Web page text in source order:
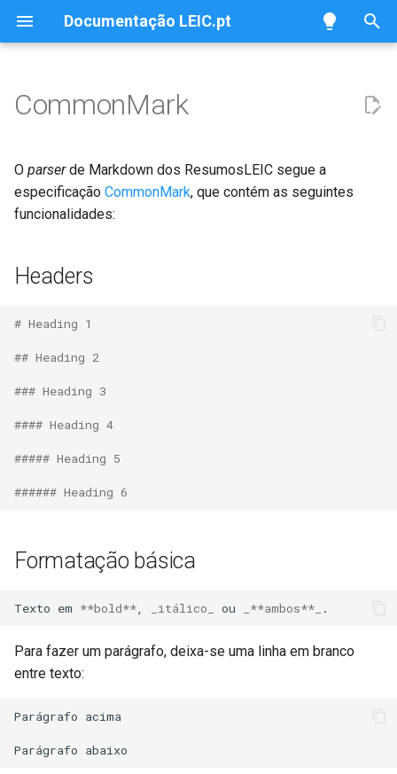
Documentação LEIC.pt
t
o
t
h
Overview
Configurar Ambiente
Clonar Repositório
Headers
Formatação básica
Links
Blocos de Código
CommonMark
O parserde Markdown dos ResumosLEIC segue a
especificação CommonMark, que contém as seguintes
funcionalidades:
Headers
# Heading 1
## Heading 2
### Heading 3
#### Heading 4
##### Heading 5
###### Heading 6
Formatação básica
Texto em **bold** _itálico_ ou _**ambos**_
Para fazer um parágrafo, deixa-se uma linha em branco
entre texto:
Parágrafo acima